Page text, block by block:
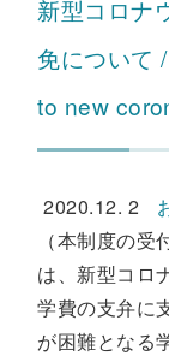
新型コロナ
免について
to new
2020.12. 2
（本制度の
は、新型コロ
学費の支弁に
が困難となる